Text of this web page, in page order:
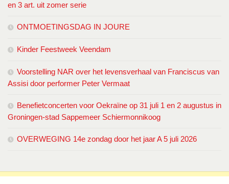
en 3 art. uit zomer serie
ONTMOETINGSDAG IN JOURE
Kinder Feestweek Veendam
Voorstelling NAR over het levensverhaal van Franciscus van
Assisi door performer Peter Vermaat
Benefietconcerten voor Oekraïne op 31 juli 1 en 2 augustus in
Groningen-stad Sappemeer Schiermonnikoog
OVERWEGING 14e zondag door het jaar A 5 juli 2026